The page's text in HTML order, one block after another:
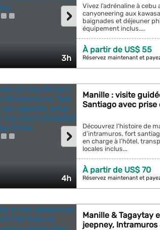
3h
›
Vivez l’adrénaline à cebu
canyoneering aux
baignades et déjeuner
équipement inclus....
À partir de US$ 55
Réservez maintenant et
4h
›
Manille : visite
Santiago avec prise
Découvrez l’histoire de
d’intramuros, fort
en charge à l’hôtel,
locales inclus...
À partir de US$ 70
Réservez maintenant et
Manille & Tagaytay
jeepney, Intramuros